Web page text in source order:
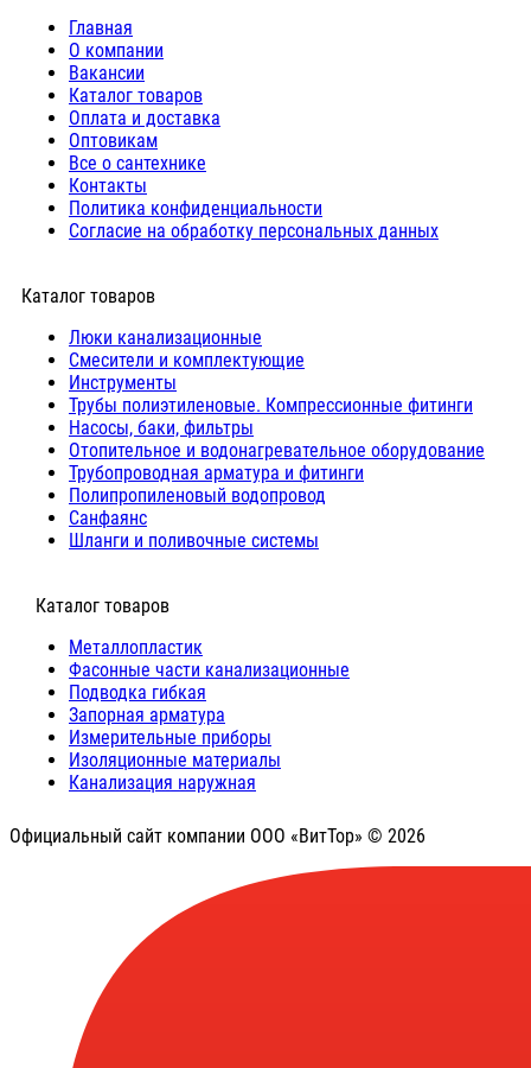
Главная
О компании
Вакансии
Каталог товаров
Оплата и доставка
Оптовикам
Все о сантехнике
Контакты
Политика конфиденциальности
Согласие на обработку персональных данных
Каталог товаров
Люки канализационные
Cмесители и комплектующие
Инструменты
Трубы полиэтиленовые. Компрессионные фитинги
Насосы, баки, фильтры
Отопительное и водонагревательное оборудование
Трубопроводная арматура и фитинги
Полипропиленовый водопровод
Санфаянс
Шланги и поливочные системы
⠀Каталог товаров
Металлопластик
Фасонные части канализационные
Подводка гибкая
Запорная арматура
Измерительные приборы
Изоляционные материалы
Канализация наружная
Официальный сайт компании ООО «ВитТор» © 2026